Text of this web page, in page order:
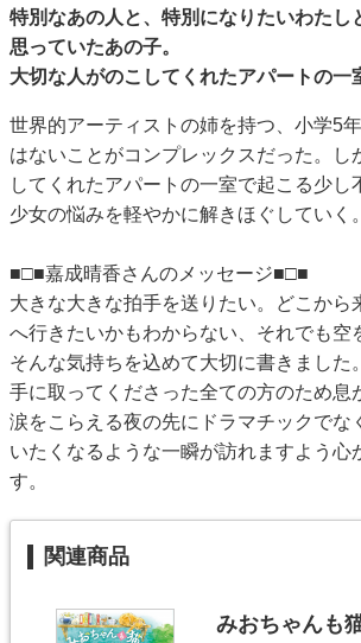
特別なあの人と、特別になりたいわたし
思っていたあの子。
大切な人がのこしてくれたアパートの一
世界的アーティストの姉を持つ、小学5
はないことがコンプレックスだった。し
してくれたアパートの一室で起こる少し
少女の悩みを軽やかに解きほぐしていく。
■□■嘉成晴香さんのメッセージ■□■
大きな大きな拍手を送りたい。どこから
へ行きたいかもわからない、それでも空
そんな気持ちを込めて大切に書きました
手に取ってくださった全ての方のため息
涙をこらえる夜の先にドラマチックでな
いたくなるような一瞬が訪れますよう心
す。
関連商品
みおちゃんも